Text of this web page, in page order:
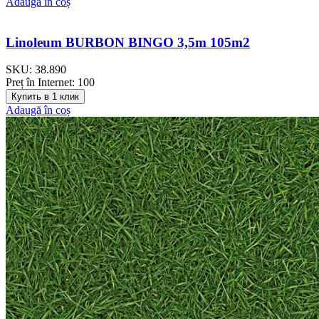
Linoleum BURBON BINGO 3,5m 105m2
SKU: 38.890
Preț în Internet: 100
Купить в 1 клик
Adaugă în coș